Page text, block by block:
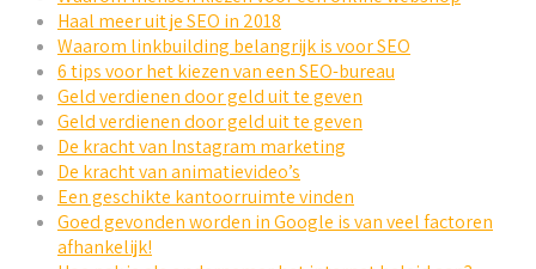
Haal meer uit je SEO in 2018
Waarom linkbuilding belangrijk is voor SEO
6 tips voor het kiezen van een SEO-bureau
Geld verdienen door geld uit te geven
Geld verdienen door geld uit te geven
De kracht van Instagram marketing
De kracht van animatievideo’s
Een geschikte kantoorruimte vinden
Goed gevonden worden in Google is van veel factoren
afhankelijk!